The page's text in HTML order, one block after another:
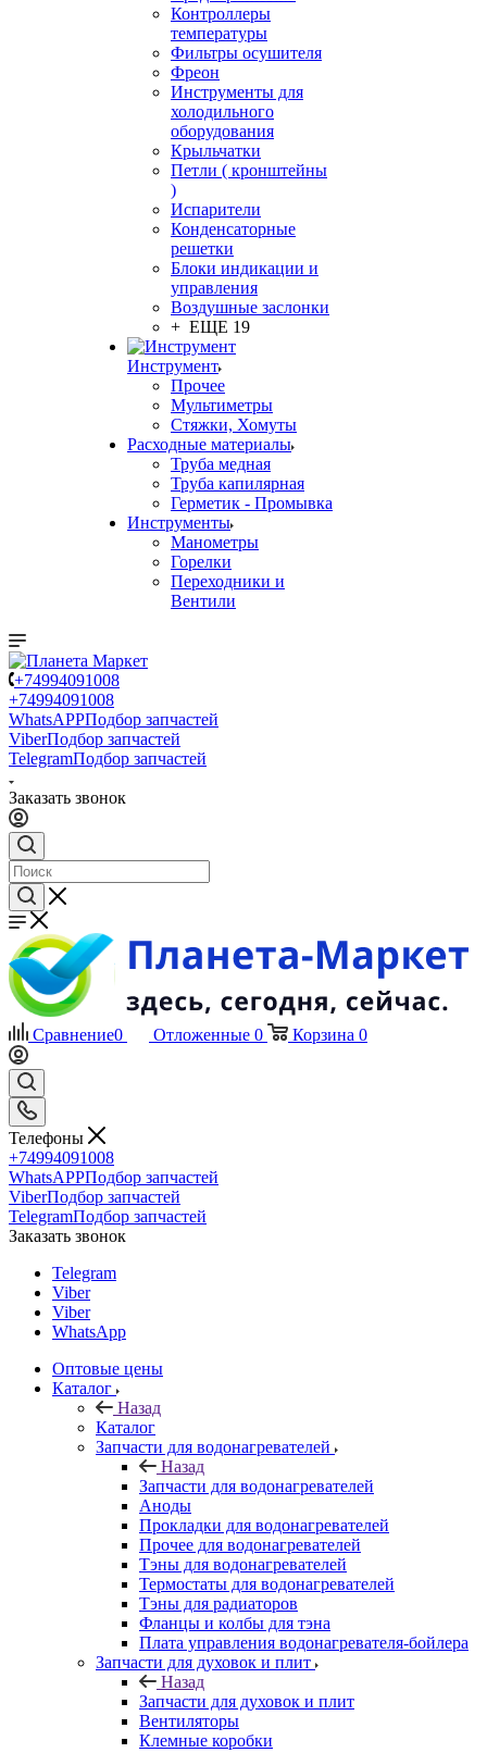
Контроллеры
температуры
Фильтры осушителя
Фреон
Инструменты для
холодильного
оборудования
Крыльчатки
Петли ( кронштейны
)
Испарители
Конденсаторные
решетки
Блоки индикации и
управления
Воздушные заслонки
+ ЕЩЕ 19
Инструмент
Прочее
Мультиметры
Стяжки, Хомуты
Расходные материалы
Труба медная
Труба капилярная
Герметик - Промывка
Инструменты
Манометры
Горелки
Переходники и
Вентили
+74994091008
+74994091008
WhatsAPPПодбор запчастей
ViberПодбор запчастей
TelegramПодбор запчастей
Заказать звонок
Сравнение0 Отложенные 0 Корзина 0
Телефоны
+74994091008
WhatsAPPПодбор запчастей
ViberПодбор запчастей
TelegramПодбор запчастей
Заказать звонок
Telegram
Viber
Viber
WhatsApp
Оптовые цены
Каталог
Назад
Каталог
Запчасти для водонагревателей
Назад
Запчасти для водонагревателей
Аноды
Прокладки для водонагревателей
Прочее для водонагревателей
Тэны для водонагревателей
Термостаты для водонагревателей
Тэны для радиаторов
Фланцы и колбы для тэна
Плата управления водонагревателя-бойлера
Запчасти для духовок и плит
Назад
Запчасти для духовок и плит
Вентиляторы
Клемные коробки